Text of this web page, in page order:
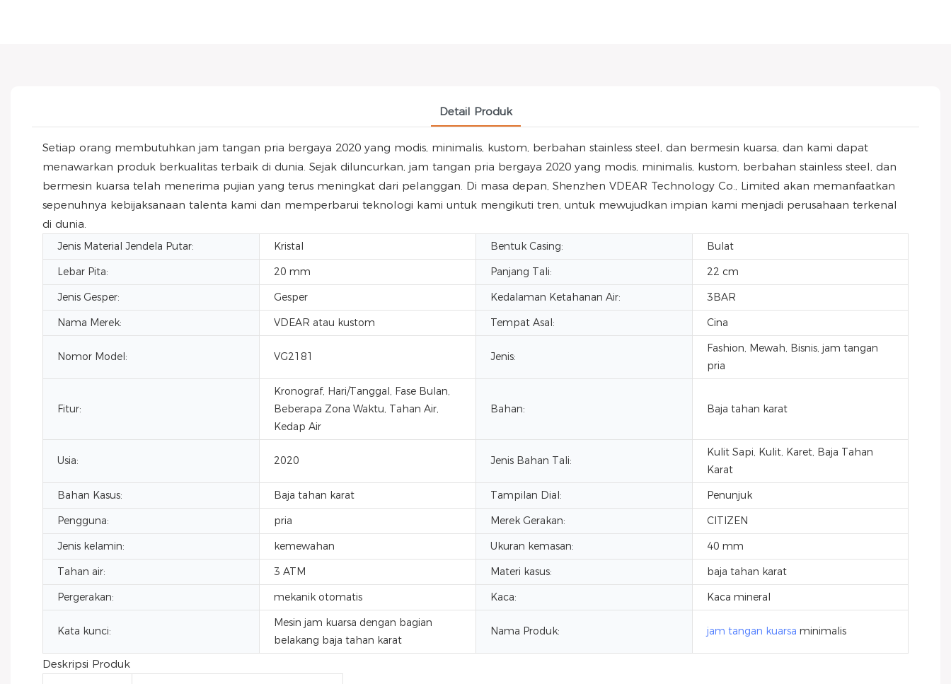
Detail Produk
Setiap orang membutuhkan jam tangan pria bergaya 2020 yang modis, minimalis, kustom, berbahan stainless steel, dan bermesin kuarsa, dan kami dapat
menawarkan produk berkualitas terbaik di dunia. Sejak diluncurkan, jam tangan pria bergaya 2020 yang modis, minimalis, kustom, berbahan stainless steel, dan
bermesin kuarsa telah menerima pujian yang terus meningkat dari pelanggan. Di masa depan, Shenzhen VDEAR Technology Co., Limited akan memanfaatkan
sepenuhnya kebijaksanaan talenta kami dan memperbarui teknologi kami untuk mengikuti tren, untuk mewujudkan impian kami menjadi perusahaan terkenal
di dunia.
Jenis Material Jendela Putar: Kristal Bentuk Casing:
Bulat
Lebar Pita:
20 mm Panjang Tali:
22 cm
Jenis Gesper:
Gesper Kedalaman Ketahanan Air:
3BAR
Nama Merek:
VDEAR atau kustom Tempat Asal: Cina
Nomor Model: VG2181 Jenis:
Fashion, Mewah, Bisnis, jam tangan
pria
Fitur:
Kronograf, Hari/Tanggal, Fase Bulan,
Beberapa Zona Waktu, Tahan Air,
Kedap Air
Bahan: Baja tahan karat
Usia: 2020 Jenis Bahan Tali:
Kulit Sapi, Kulit, Karet, Baja Tahan
Karat
Bahan Kasus:
Baja tahan karat Tampilan Dial:
Penunjuk
Pengguna:
pria Merek Gerakan:
CITIZEN
Jenis kelamin:
kemewahan Ukuran kemasan:
40 mm
Tahan air:
3 ATM Materi kasus:
baja tahan karat
Pergerakan:
mekanik otomatis Kaca: Kaca mineral
Kata kunci:
Mesin jam kuarsa dengan bagian
belakang baja tahan karat
Nama Produk: jam tangan kuarsa minimalis
Deskripsi Produk